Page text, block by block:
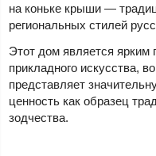
на коньке крыши —
региональных стилей
Этот дом является ярким
прикладного искусства,
представляет
ценность как образец
зодчества.